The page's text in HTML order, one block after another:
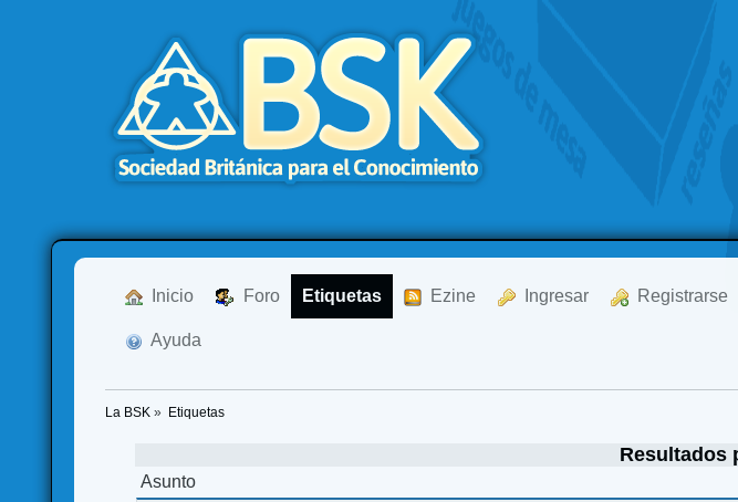
Inicio Foro Etiquetas Ezine Ingresar Registrarse
Ayuda
La BSK » Etiquetas
Resultados
Asunto